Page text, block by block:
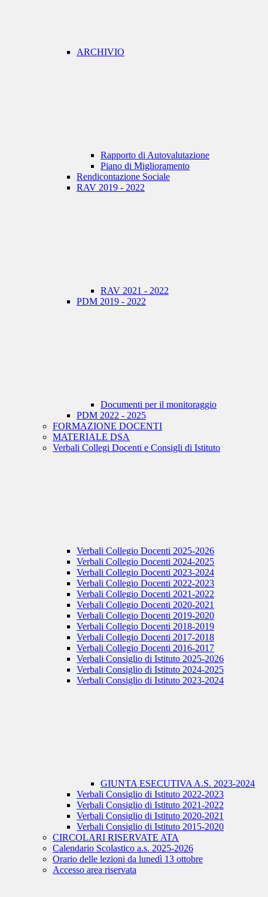
ARCHIVIO
Rapporto di Autovalutazione
Piano di Miglioramento
Rendicontazione Sociale
RAV 2019 - 2022
RAV 2021 - 2022
PDM 2019 - 2022
Documenti per il monitoraggio
PDM 2022 - 2025
FORMAZIONE DOCENTI
MATERIALE DSA
Verbali Collegi Docenti e Consigli di Istituto
Verbali Collegio Docenti 2025-2026
Verbali Collegio Docenti 2024-2025
Verbali Collegio Docenti 2023-2024
Verbali Collegio Docenti 2022-2023
Verbali Collegio Docenti 2021-2022
Verbali Collegio Docenti 2020-2021
Verbali Collegio Docenti 2019-2020
Verbali Collegio Docenti 2018-2019
Verbali Collegio Docenti 2017-2018
Verbali Collegio Docenti 2016-2017
Verbali Consiglio di Istituto 2025-2026
Verbali Consiglio di Istituto 2024-2025
Verbali Consiglio di Istituto 2023-2024
GIUNTA ESECUTIVA A.S. 2023-2024
Verbali Consiglio di Istituto 2022-2023
Verbali Consiglio di Istituto 2021-2022
Verbali Consiglio di Istituto 2020-2021
Verbali Consiglio di Istituto 2015-2020
CIRCOLARI RISERVATE ATA
Calendario Scolastico a.s. 2025-2026
Orario delle lezioni da lunedì 13 ottobre
Accesso area riservata